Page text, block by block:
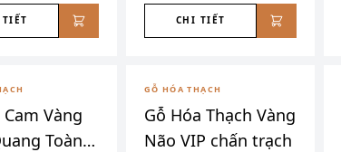
CHI TIẾT
Cam Vàng
Toàn
GỖ HÓA THẠCH
Gỗ Hóa Thạch Vàng
Não VIP chấn trạch